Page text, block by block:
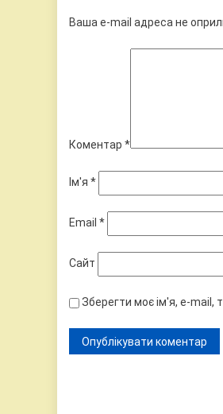
Ваша e-mail адреса не
Коментар *
Ім'я *
Email *
Сайт
Зберегти моє ім'я, e-mail,